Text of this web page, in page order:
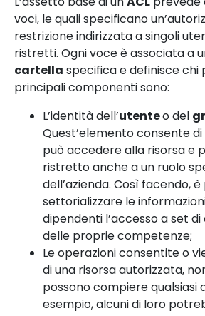
voci, le quali specificano
restrizione indirizzata a singoli
ristretti. Ogni voce è associata a
cartella specifica e definisce chi
principali componenti sono:
L’identità dell’utenteo del
Quest’elemento consente
può accedere alla risorsa e
ristretto anche a un ruolo
dell’azienda. Così facendo,
settorializzare le
dipendenti l’accesso a set
delle proprie competenze;
Le operazioni consentite o
di una risorsa autorizzata,
possono compiere qualsiasi
esempio, alcuni di loro